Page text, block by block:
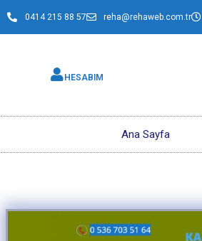
0414 215 88 57 reha@rehaweb.com.tr
HESABIM
Ana Sayfa